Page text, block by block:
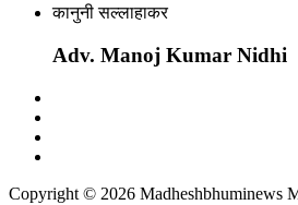
कानुनी सल्लाहाकर
Adv. Manoj Kumar Nidhi
Copyright © 2026 Madheshbhuminews